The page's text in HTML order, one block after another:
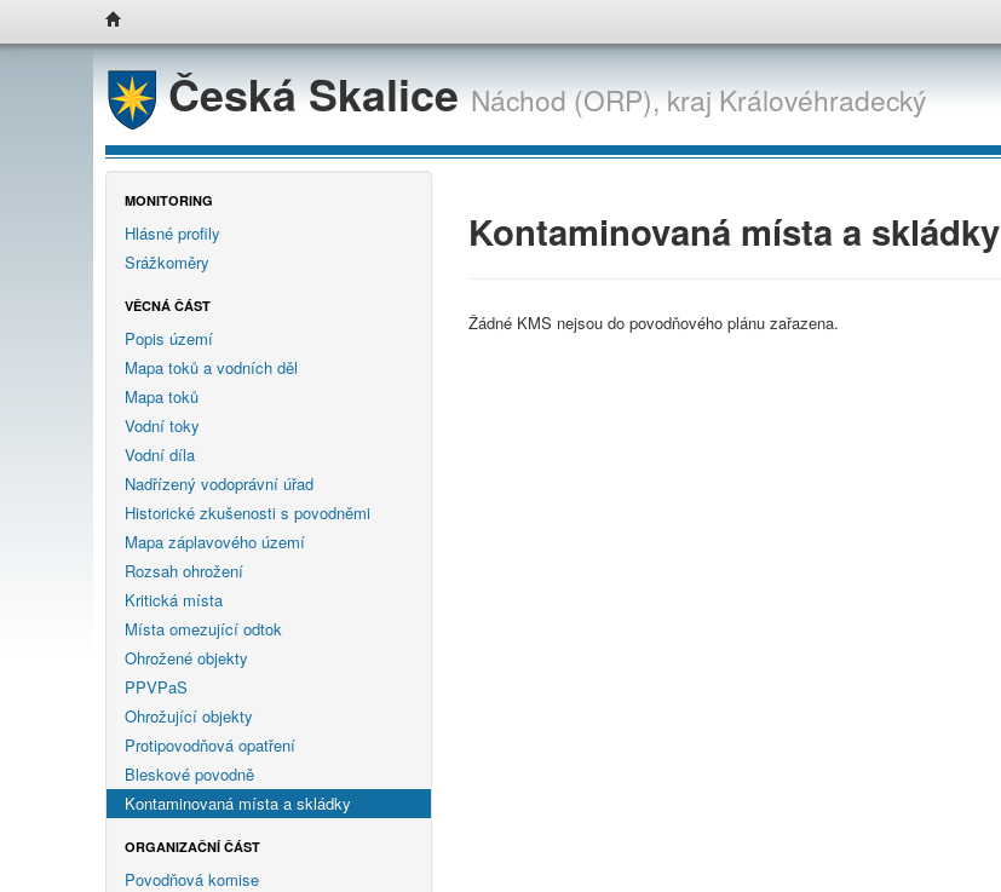
Česká SkaliceNáchod (ORP),krajKrálovéhradecký
MONITORING
Hlásné profily
Srážkoměry
VĚCNÁ ČÁST
Popis území
Mapa toků a vodních děl
Mapa toků
Vodní toky
Vodní díla
Nadřízený vodoprávní úřad
Historické zkušenosti s povodněmi
Mapa záplavového území
Rozsah ohrožení
Kritická místa
Místa omezující odtok
Ohrožené objekty
PPVPaS
Ohrožující objekty
Protipovodňová opatření
Bleskové povodně
Kontaminovaná místa a skládky
ORGANIZAČNÍ ČÁST
Povodňová komise
Kontaminovaná místa a skládky
Žádné KMS nejsou do povodňového plánu zařazena.